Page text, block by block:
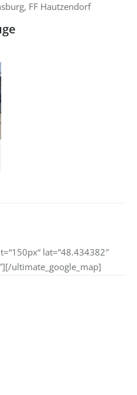
FF Hautzendorf
lat=“48.434382″
ultimate_google_map]